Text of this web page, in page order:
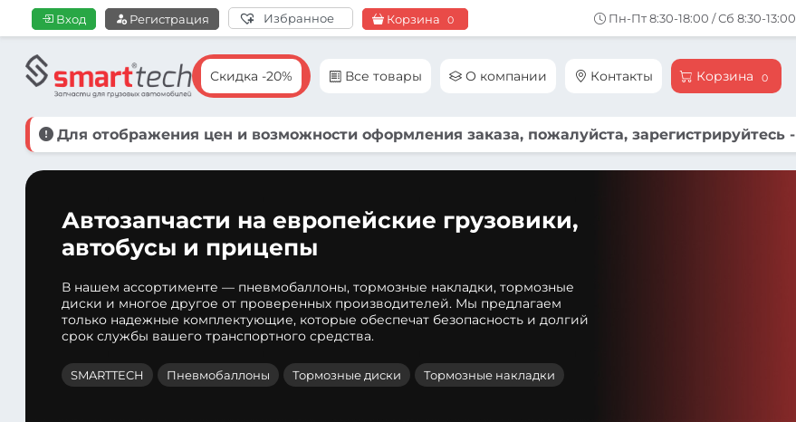
Вход Регистрация Избранное Корзина 0 Пн-Пт 8:30-18:00 / Сб 8:30-13:00
Скидка -20% Все товары О компании Контакты Корзина 0
Для отображения цен и возможности оформления заказа, пожалуйста, зарегистрируйтесь -
Автозапчасти на европейские грузовики,
автобусы и прицепы
В нашем ассортименте — пневмобаллоны, тормозные накладки, тормозные
диски и многое другое от проверенных производителей. Мы предлагаем
только надежные комплектующие, которые обеспечат безопасность и долгий
срок службы вашего транспортного средства.
SMARTTECH Пневмобаллоны Тормозные диски Тормозные накладки